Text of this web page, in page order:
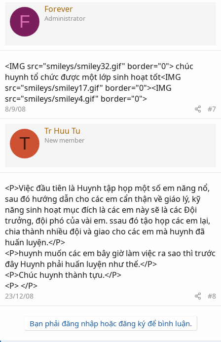
F
Forever
Administrator
<IMG src="smileys/smiley32.gif" border="0"> chúc
huynh tổ chức được một lớp sinh hoạt tốt<IMG
src="smileys/smiley17.gif" border="0"><IMG
src="smileys/smiley4.gif" border="0">
8/9/08 #7
T
Tr Huu Tu
New member
<P>Việc đầu tiên là Huynh tập họp một số em năng nổ,
sau đó hướng dẫn cho các em cẩn thận về giáo lý, kỹ
năng sinh hoạt mục đích là các em này sẽ là các Đội
trưởng, đội phó của vài em. ssau đó tậo họp các em lại,
chia thành nhiều đội và giao cho các em mà huynh đã
huấn luyện.</P>
<P>huynh muốn các em bây giờ làm việc ra sao thì trước
đây Huynh phải huấn luyện như thế.</P>
<P>Chúc huynh thành tựu.</P>
<P> </P>
23/12/08 #8
Bạn phải đăng nhập hoặc đăng ký để bình luận.